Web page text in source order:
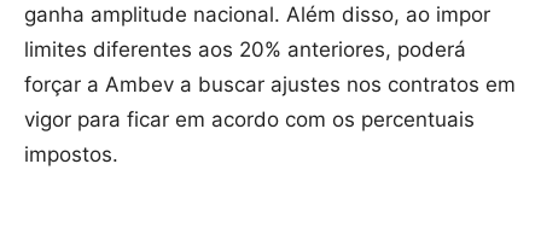
ganha amplitude nacional. Além disso, ao impor
limites diferentes aos 20% anteriores, poderá
forçar a Ambev a buscar ajustes nos contratos em
vigor para ficar em acordo com os percentuais
impostos.